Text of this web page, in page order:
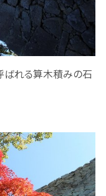
算木積みの石